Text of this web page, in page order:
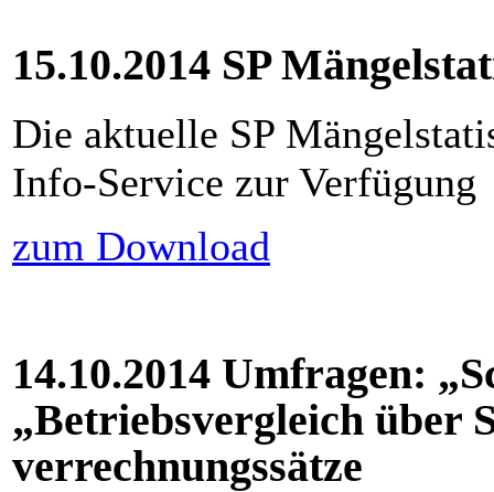
15.10.2014 SP
Die aktuelle SP
Info-Service zur Verfügung
zum Download
14.10.2014 Umfragen:
„Betriebsvergleich über
verrechnungssätze